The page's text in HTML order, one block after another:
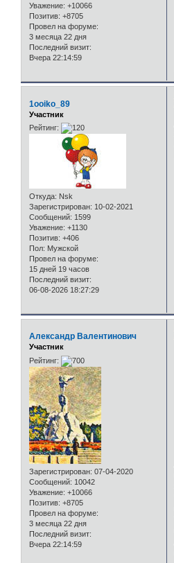
Уважение: +10066
Позитив: +8705
Провел на форуме:
3 месяца 22 дня
Последний визит:
Вчера 22:14:59
1ooiko_89
Участник
Рейтинг:
Откуда: Nsk
Зарегистрирован: 10-02-2021
Сообщений: 1599
Уважение: +1130
Позитив: +406
Пол: Мужской
Провел на форуме:
15 дней 19 часов
Последний визит:
06-08-2026 18:27:29
Александр Валентинович
Участник
Рейтинг:
Зарегистрирован: 07-04-2020
Сообщений: 10042
Уважение: +10066
Позитив: +8705
Провел на форуме:
3 месяца 22 дня
Последний визит:
Вчера 22:14:59